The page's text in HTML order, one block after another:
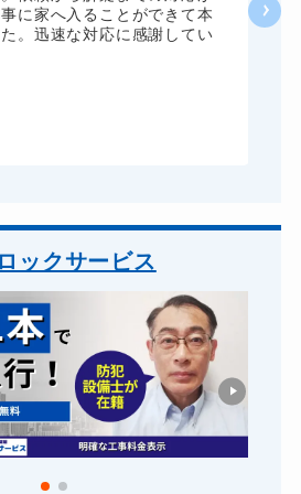
に家へ入ることができて本
。迅速な対応に感謝してい
ックサービス